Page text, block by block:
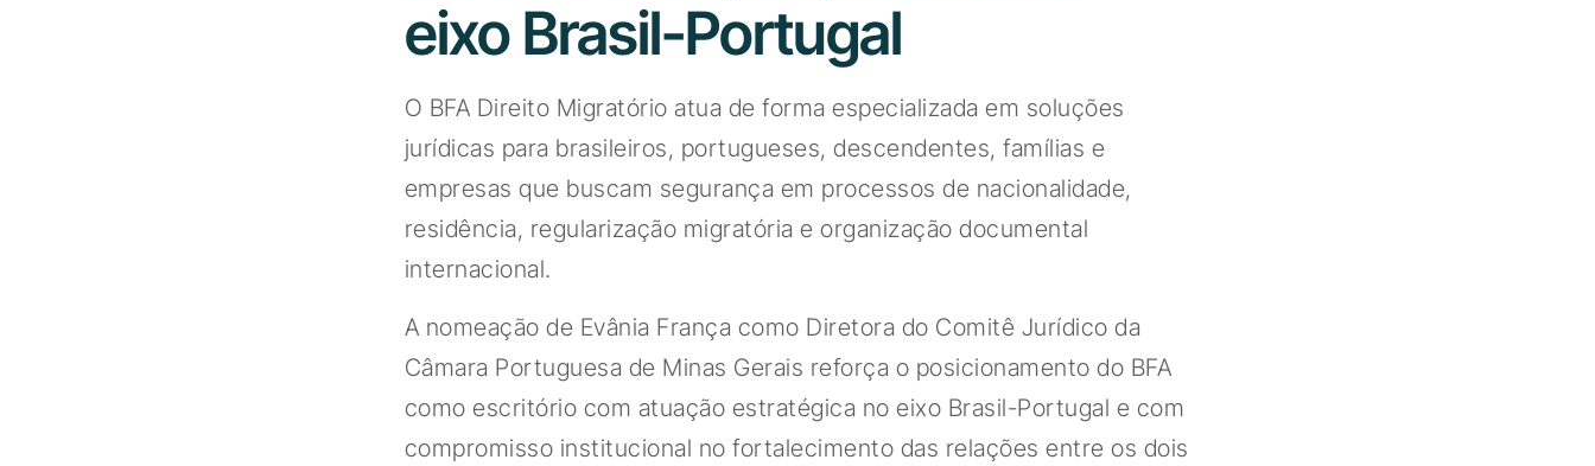
eixo Brasil-Portugal
O BFA Direito Migratório atua de forma especializada em soluções
jurídicas para brasileiros, portugueses, descendentes, famílias e
empresas que buscam segurança em processos de nacionalidade,
residência, regularização migratória e organização documental
internacional.
A nomeação de Evânia França como Diretora do Comitê Jurídico da
Câmara Portuguesa de Minas Gerais reforça o posicionamento do BFA
como escritório com atuação estratégica no eixo Brasil-Portugal e com
compromisso institucional no fortalecimento das relações entre os dois